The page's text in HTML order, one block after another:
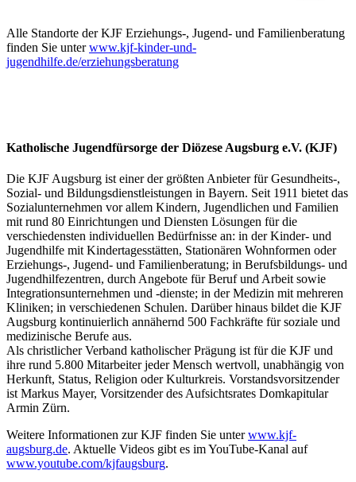
Alle Standorte der KJF Erziehungs-, Jugend- und Familienberatung
finden Sie unterwww.kjf-kinder-und-
jugendhilfe.de/erziehungsberatung
Katholische Jugendfürsorge der Diözese Augsburg e.V. (KJF)
Die KJF Augsburg ist einer der größten Anbieter für Gesundheits-,
Sozial- und Bildungsdienstleistungen in Bayern. Seit 1911 bietet das
Sozialunternehmen vor allem Kindern, Jugendlichen und Familien
mit rund 80 Einrichtungen und Diensten Lösungen für die
verschiedensten individuellen Bedürfnisse an: in der Kinder- und
Jugendhilfe mit Kindertagesstätten, Stationären Wohnformen oder
Erziehungs-, Jugend- und Familienberatung; in Berufsbildungs- und
Jugendhilfezentren, durch Angebote für Beruf und Arbeit sowie
Integrationsunternehmen und -dienste; in der Medizin mit mehreren
Kliniken; in verschiedenen Schulen. Darüber hinaus bildet die KJF
Augsburg kontinuierlich annähernd 500 Fachkräfte für soziale und
medizinische Berufe aus.
Als christlicher Verband katholischer Prägung ist für die KJF und
ihre rund 5.800 Mitarbeiter jeder Mensch wertvoll, unabhängig von
Herkunft, Status, Religion oder Kulturkreis. Vorstandsvorsitzender
ist Markus Mayer, Vorsitzender des Aufsichtsrates Domkapitular
Armin Zürn.
Weitere Informationen zur KJF finden Sie unterwww.kjf-
augsburg.de. Aktuelle Videos gibt es im YouTube-Kanal auf
www.youtube.com/kjfaugsburg.